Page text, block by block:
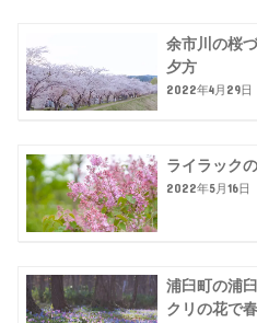
余市川の桜
夕方
2022年4月29日
ライラック
2022年5月16日
浦臼町の浦
クリの花で